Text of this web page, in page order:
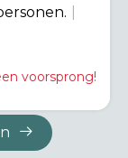
voorsprong!